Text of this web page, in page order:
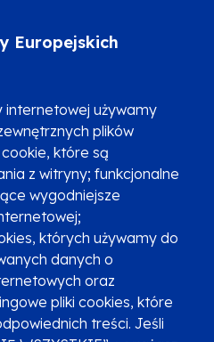
internetowej używamy
plików
które są
z witryny; funkcjonalne
wygodniejsze
których używamy do
danych o
oraz
pliki cookies, które
treści. Jeśli
Europejskich
z KPP i KPON
SMS-em
Promocja projektu